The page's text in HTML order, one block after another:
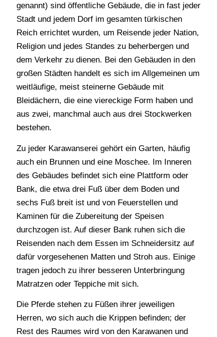
genannt) sind öffentliche Gebäude, die in fast jeder
Stadt und jedem Dorf im gesamten türkischen
Reich errichtet wurden, um Reisende jeder Nation,
Religion und jedes Standes zu beherbergen und
dem Verkehr zu dienen. Bei den Gebäuden in den
großen Städten handelt es sich im Allgemeinen um
weitläufige, meist steinerne Gebäude mit
Bleidächern, die eine viereckige Form haben und
aus zwei, manchmal auch aus drei Stockwerken
bestehen.
Zu jeder Karawanserei gehört ein Garten, häufig
auch ein Brunnen und eine Moschee. Im Inneren
des Gebäudes befindet sich eine Plattform oder
Bank, die etwa drei Fuß über dem Boden und
sechs Fuß breit ist und von Feuerstellen und
Kaminen für die Zubereitung der Speisen
durchzogen ist. Auf dieser Bank ruhen sich die
Reisenden nach dem Essen im Schneidersitz auf
dafür vorgesehenen Matten und Stroh aus. Einige
tragen jedoch zu ihrer besseren Unterbringung
Matratzen oder Teppiche mit sich.
Die Pferde stehen zu Füßen ihrer jeweiligen
Herren, wo sich auch die Krippen befinden; der
Rest des Raumes wird von den Karawanen und